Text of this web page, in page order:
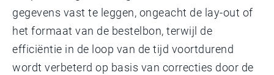
gegevens vast te leggen, ongeacht de lay-out of
het formaat van de bestelbon, terwijl de
efficiëntie in de loop van de tijd voortdurend
wordt verbeterd op basis van correcties door de